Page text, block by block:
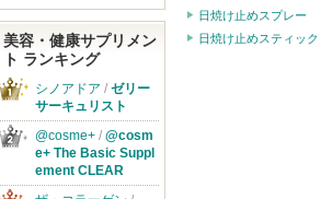
日焼け止めスプレー
日焼け止めスティック
美容・健康サプリメン
ト ランキング
シノアドア / ゼリー
サーキュリスト
@cosme+ / @cosm
e+ The Basic Suppl
ement CLEAR